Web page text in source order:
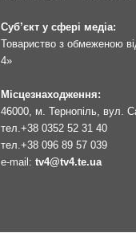
Суб’єкт у сфері медіа:
Товариство з обмеженою
4»
Місцезнаходження:
46000, м. Тернопіль, вул.
тел.+38 0352 52 31 40
тел.+38 096 89 57 039
e-mail: tv4@tv4.te.ua